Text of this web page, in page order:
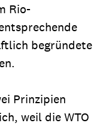
Rio-
begründete
Prinzipien
weil die WTO